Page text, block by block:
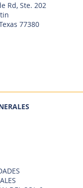
Rd, Ste. 202
77380